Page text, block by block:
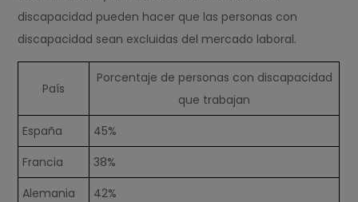
discapacidad pueden hacer que las personas con
discapacidad sean excluidas del mercado laboral.
País
Porcentaje de personas con discapacidad
que trabajan
España
45%
Francia
38%
Alemania
42%